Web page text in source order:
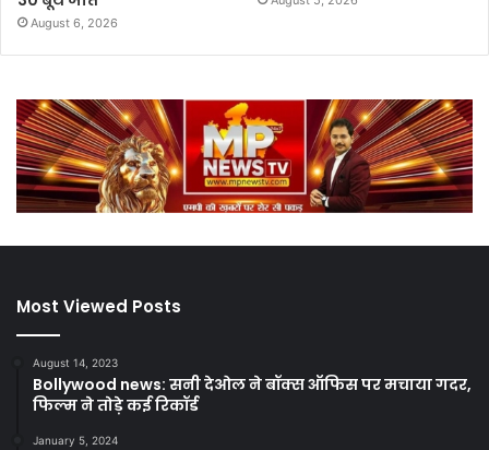
August 6, 2026
Most Viewed Posts
August 14, 2023
Bollywood news: सनी देओल ने बॉक्स ऑफिस पर मचाया गदर,
फिल्म ने तोड़े कई रिकॉर्ड
January 5, 2024